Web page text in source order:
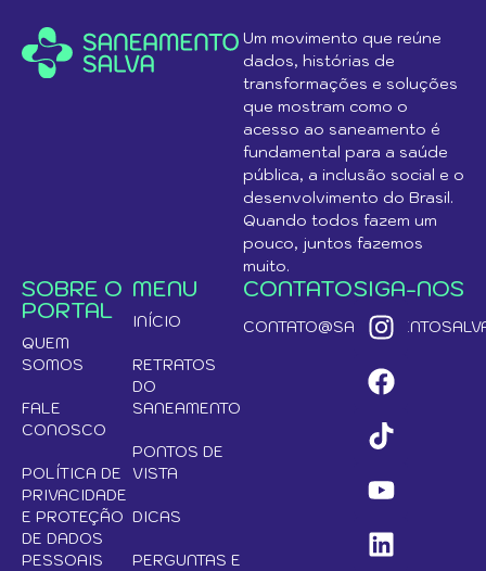
Um movimento que reúne
dados, histórias de
transformações e soluções
que mostram como o
acesso ao saneamento é
fundamental para a saúde
pública, a inclusão social e o
desenvolvimento do Brasil.
Quando todos fazem um
pouco, juntos fazemos
muito.
SOBRE O
PORTAL
QUEM
SOMOS
FALE
CONOSCO
POLÍTICA DE
PRIVACIDADE
E PROTEÇÃO
DE DADOS
PESSOAIS
MENU
INÍCIO
RETRATOS
DO
SANEAMENTO
PONTOS DE
VISTA
DICAS
PERGUNTAS E
CONTATOSIGA-NOS